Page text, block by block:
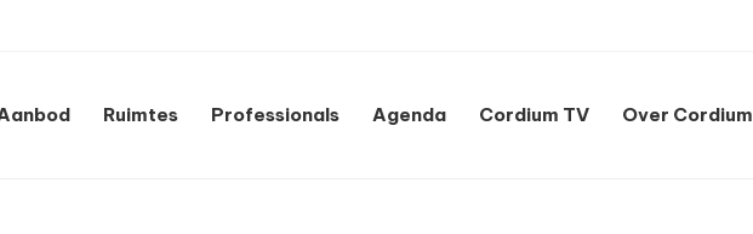
Ruimtes Professionals Agenda Cordium TV Over Cordium